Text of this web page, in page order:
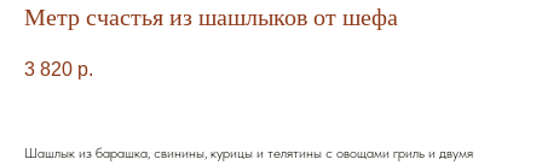
Метр счастья из шашлыков от шефа
3 820 р.
Шашлык из барашка, свинины, курицы и телятины с овощами гриль и двумя